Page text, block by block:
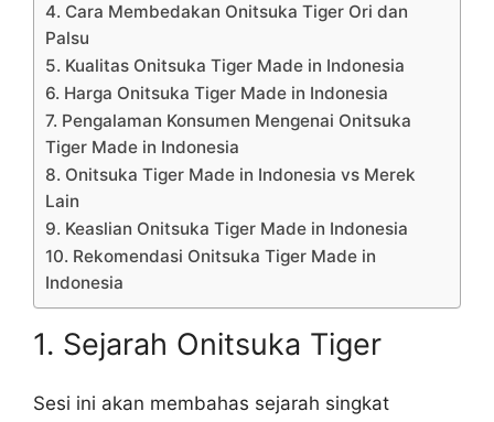
4. Cara Membedakan Onitsuka Tiger Ori dan
Palsu
5. Kualitas Onitsuka Tiger Made in Indonesia
6. Harga Onitsuka Tiger Made in Indonesia
7. Pengalaman Konsumen Mengenai Onitsuka
Tiger Made in Indonesia
8. Onitsuka Tiger Made in Indonesia vs Merek
Lain
9. Keaslian Onitsuka Tiger Made in Indonesia
10. Rekomendasi Onitsuka Tiger Made in
Indonesia
1. Sejarah Onitsuka Tiger
Sesi ini akan membahas sejarah singkat